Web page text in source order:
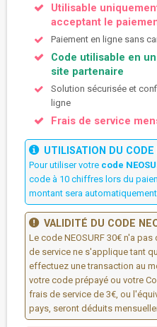
Utilisable
acceptant le
Paiement en ligne sans
Code utilisable en
site partenaire
Solution sécurisée et
ligne
Frais de service
UTILISATION DU CODE
Pour utiliser votre code
code à 10 chiffres lors du
montant sera
VALIDITÉ DU CODE
Le code NEOSURF 30€ n'a
de service ne s'applique tant
effectuez une transaction au
votre code prépayé ou votre
frais de service de 3€, ou
pays, seront déduits